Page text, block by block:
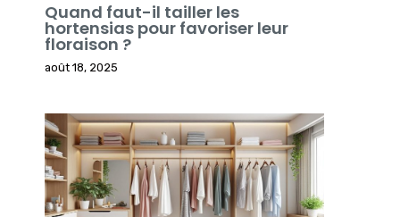
Quand faut-il tailler les
hortensias pour favoriser leur
floraison ?
août 18, 2025